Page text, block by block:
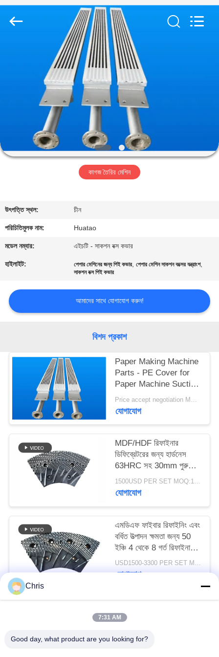
কারখানা
মান
নিয়ন্ত্রণ
যোগাযোগ
খবর
জন্য
ম্যাপ
PRIVACY
POLICY
LTD.
কাগজ তৈরির মেশিন
উৎপত্তি স্থল: চীন
পরিচিতিমুলক নাম: Huatao
মডেল নম্বার: এইচটি - সাকশন বক্স কভার
হাইলাইট: পেপার মেশিনের জন্য পিই কভার,পেপার মেশিন সাকশন বক্সের যন্ত্রাংশ,
সাকশন বক্স পিই কভার
আমাদের সাথে যোগাযোগ করুন!
বিশদ প্রকাশ
Paper Making Machine
Parts - PE Cover for
Paper Machine Suction
Box
Price accept negotiation MOQ:1 বিন্যাস করুন
যোগাযোগ
MDF/HDF রিফাইনার
ডিফিব্রেটরের জন্য হার্ডনেস
63HRC সহ 30mm পুরু
রিফাইনার সেগমেন্ট
1500USD PER SET MOQ:1 সেট
যোগাযোগ
এমডিএফ ফাইবার রিফাইনিং এবং
বর্ধিত উত্পাদন ক্ষমতা জন্য 50
ইঞ্চি 4 থেকে 8 গর্ত রিফাইনার
স্ট্যাটর এবং রটার
USD1500-3300 PER SET MOQ:১টি সেট
যোগাযোগ
Chris
7:31 AM
Good day, what product are you looking for?